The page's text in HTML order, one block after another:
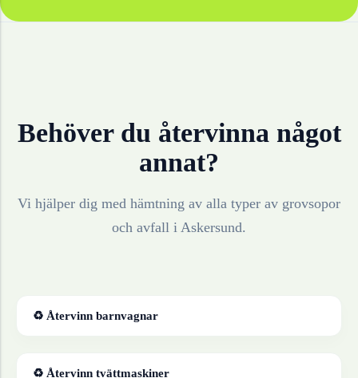
Behöver du återvinna något
annat?
Vi hjälper dig med hämtning av alla typer av grovsopor
och avfall i Askersund.
♻ Återvinn barnvagnar
♻ Återvinn tvättmaskiner